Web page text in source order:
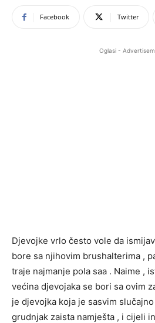
Facebook Twitter
Oglasi -
Djevojke vrlo često vole da
bore sa njihovim brushalterima ,
traje najmanje pola saa . Naime ,
većina djevojaka se bori sa ovim
je djevojka koja je sasvim
grudnjak zaista namješta , i cijeli